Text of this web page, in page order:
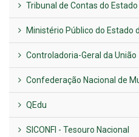
Previous
LINKS ÚTEIS